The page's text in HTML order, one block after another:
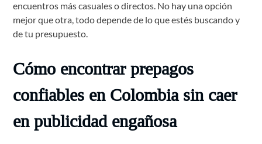
encuentros más casuales o directos. No hay una opción
mejor que otra, todo depende de lo que estés buscando y
de tu presupuesto.
Cómo encontrar prepagos
confiables en Colombia sin caer
en publicidad engañosa